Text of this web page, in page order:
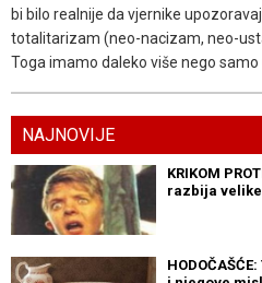
bi bilo realnije da vjernike
totalitarizam (neo-nacizam, neo-
Toga imamo daleko više nego samo
NAJNOVIJE
KRIKOM
razbija